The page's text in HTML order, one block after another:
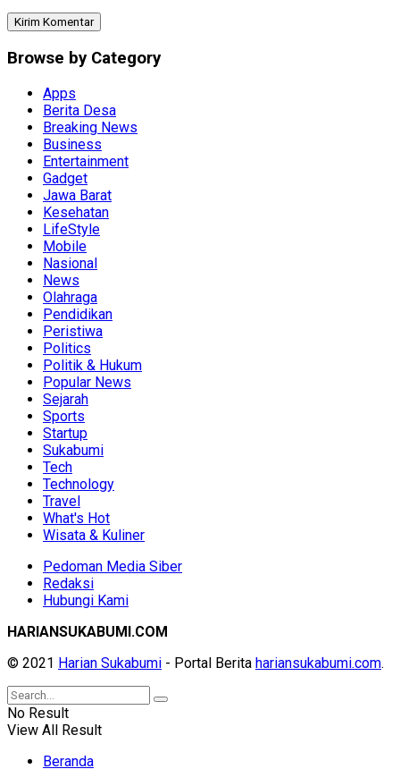
Browse by Category
Apps
Berita Desa
Breaking News
Business
Entertainment
Gadget
Jawa Barat
Kesehatan
LifeStyle
Mobile
Nasional
News
Olahraga
Pendidikan
Peristiwa
Politics
Politik & Hukum
Popular News
Sejarah
Sports
Startup
Sukabumi
Tech
Technology
Travel
What's Hot
Wisata & Kuliner
Pedoman Media Siber
Redaksi
Hubungi Kami
HARIANSUKABUMI.COM
© 2021 Harian Sukabumi - Portal Berita hariansukabumi.com.
No Result
View All Result
Beranda